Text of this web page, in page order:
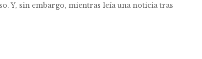
Y, sin embargo, mientras leía una noticia tras